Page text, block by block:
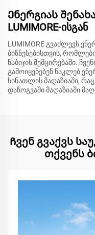
Ენერგიას
LUMIMORE-ისგან
LUMIMORE გვაძლევს
ბიზნესებისთვის,
ნაბიჯის შემცირებაში.
გამოიყენებენ ნაკლებ
სინათლის მაღაზიაში,
დაზოგვაში მაღაზიაში
Ჩვენ გვაქვს
თქვენს